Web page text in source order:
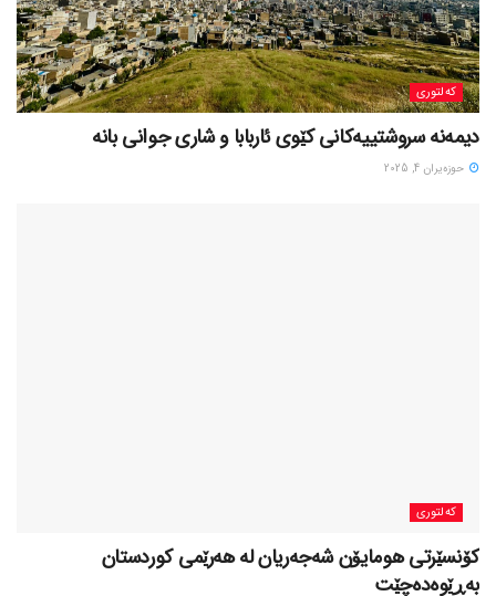
کەلتوری
حوزه‌یران 4, 2025
کەلتوری
کۆنسێرتی هومایۆن شەجەریان لە هەرێمی کوردستان
بەڕێوەدەچێت